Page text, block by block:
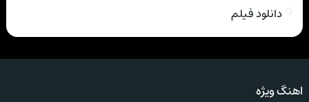
دانلود فیلم
اهنگ ویژه